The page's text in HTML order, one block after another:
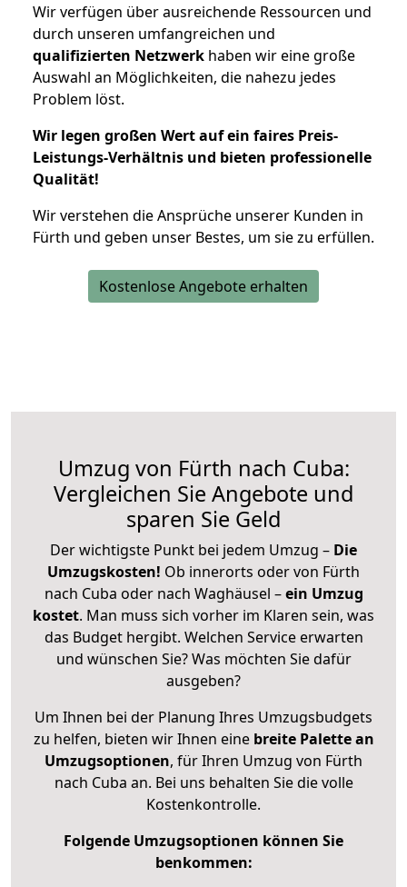
Wir verfügen über ausreichende Ressourcen und
durch unseren umfangreichen und
qualifizierten Netzwerk haben wir eine große
Auswahl an Möglichkeiten, die nahezu jedes
Problem löst.
Wir legen großen Wert auf ein faires Preis-
Leistungs-Verhältnis und bieten professionelle
Qualität!
Wir verstehen die Ansprüche unserer Kunden in
Fürth und geben unser Bestes, um sie zu erfüllen.
Kostenlose Angebote erhalten
Umzug von Fürth nach Cuba:
Vergleichen Sie Angebote und
sparen Sie Geld
Der wichtigste Punkt bei jedem Umzug – Die
Umzugskosten! Ob innerorts oder von Fürth
nach Cuba oder nach Waghäusel –ein Umzug
kostet. Man muss sich vorher im Klaren sein, was
das Budget hergibt. Welchen Service erwarten
und wünschen Sie? Was möchten Sie dafür
ausgeben?
Um Ihnen bei der Planung Ihres Umzugsbudgets
zu helfen, bieten wir Ihnen eine breite Palette an
Umzugsoptionen, für Ihren Umzug von Fürth
nach Cuba an. Bei uns behalten Sie die volle
Kostenkontrolle.
Folgende Umzugsoptionen können Sie
benkommen: